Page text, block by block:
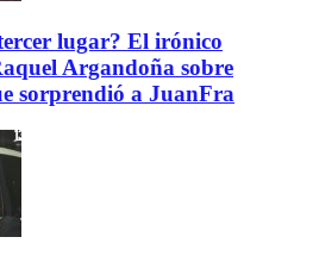
lugar? El irónico
Argandoña sobre
sorprendió a JuanFra